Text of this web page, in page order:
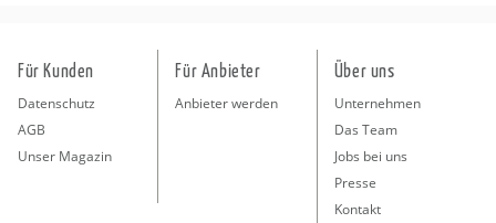
Für Kunden
Datenschutz
AGB
Unser Magazin
Für Anbieter
Anbieter werden
Über uns
Unternehmen
Das Team
Jobs bei uns
Presse
Kontakt